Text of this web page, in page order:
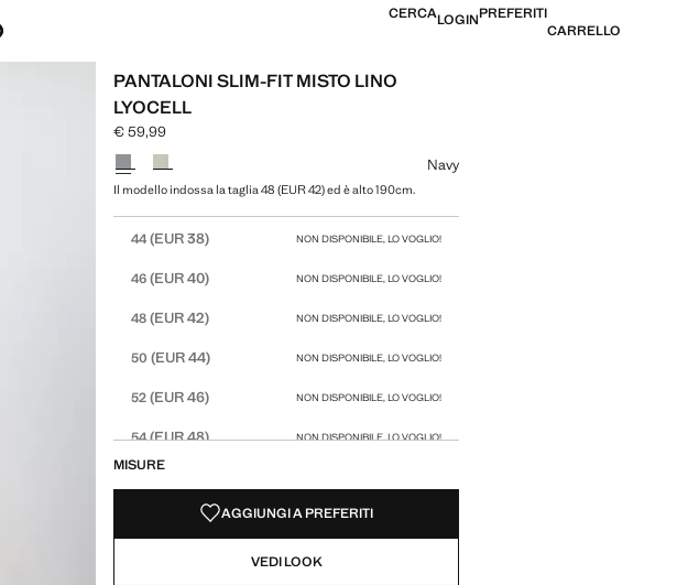
CERCALOGINPREFERITI
CARRELLO
PANTALONI SLIM-FIT MISTO LINO
LYOCELL
Prezzo attuale [€ 59,99 ]
€ 59,99
Seleziona un colore
Navy
Il modello indossa la taglia 48 (EUR 42) ed è alto 190cm.
44(EUR 38) NON DISPONIBILE, LO VOGLIO!
46(EUR 40) NON DISPONIBILE, LO VOGLIO!
48(EUR 42) NON DISPONIBILE, LO VOGLIO!
50 (EUR 44) NON DISPONIBILE, LO VOGLIO!
52(EUR 46) NON DISPONIBILE, LO VOGLIO!
54(EUR 48) NON DISPONIBILE, LO VOGLIO!
MISURE
AGGIUNGI A PREFERITI
VEDI LOOK